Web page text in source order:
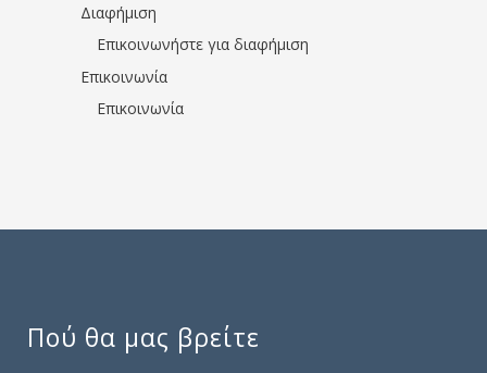
Διαφήμιση
Επικοινωνήστε για διαφήμιση
Επικοινωνία
Επικοινωνία
Πού θα μας βρείτε